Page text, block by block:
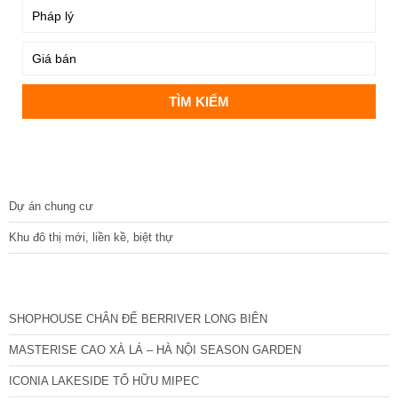
Dự án chung cư
Khu đô thị mới, liền kề, biệt thự
SHOPHOUSE CHÂN ĐẾ BERRIVER LONG BIÊN
MASTERISE CAO XÀ LÁ – HÀ NỘI SEASON GARDEN
ICONIA LAKESIDE TỐ HỮU MIPEC